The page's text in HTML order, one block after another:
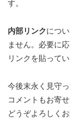
す。
内部リンクにつ
ません。必要に
リンクを貼ってい
今後末永く見守
コメントもお寄せ
どうぞよろしくお